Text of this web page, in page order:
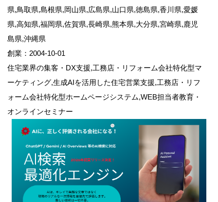
県,鳥取県,島根県,岡山県,広島県,山口県,徳島県,香川県,愛媛
県,高知県,福岡県,佐賀県,長崎県,熊本県,大分県,宮崎県,鹿児
島県,沖縄県
創業：2004-10-01
住宅業界の集客・DX支援,工務店・リフォーム会社特化型マ
ーケティング,生成AIを活用した住宅営業支援,工務店・リフ
ォーム会社特化型ホームページシステム,WEB担当者教育・
オンラインセミナー